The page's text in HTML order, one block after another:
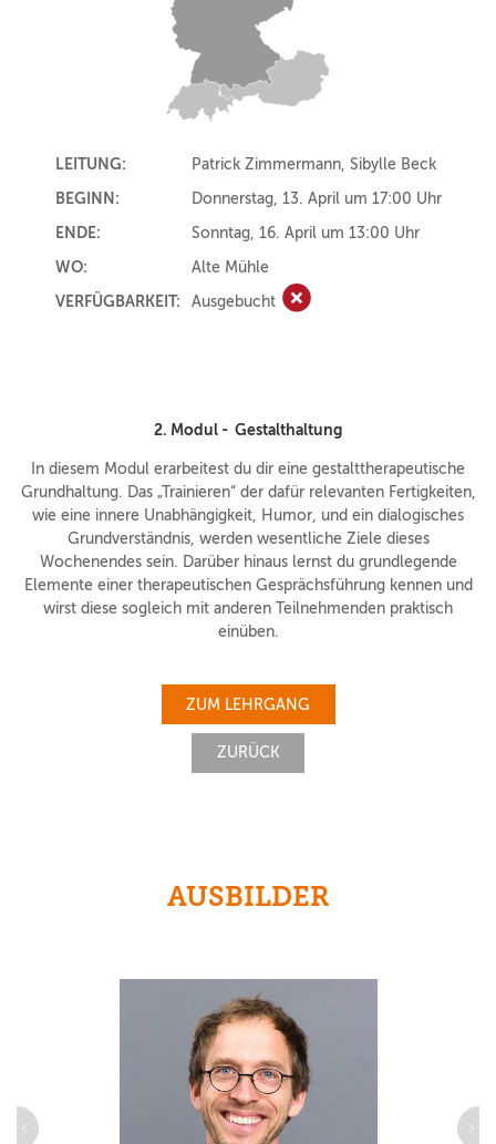
LEITUNG:
Patrick Zimmermann, Sibylle Beck
BEGINN:
Donnerstag, 13. April um 17:00 Uhr
ENDE:
Sonntag, 16. April um 13:00 Uhr
WO:
Alte Mühle
VERFÜGBARKEIT:
Ausgebucht Ausgebucht
2. Modul - Gestalthaltung
In diesem Modul erarbeitest du dir eine gestalttherapeutische
Grundhaltung. Das „Trainieren“ der dafür relevanten Fertigkeiten,
wie eine innere Unabhängigkeit, Humor, und ein dialogisches
Grundverständnis, werden wesentliche Ziele dieses
Wochenendes sein. Darüber hinaus lernst du grundlegende
Elemente einer therapeutischen Gesprächsführung kennen und
wirst diese sogleich mit anderen Teilnehmenden praktisch
einüben.
ZUM LEHRGANG
ZURÜCK
AUSBILDER